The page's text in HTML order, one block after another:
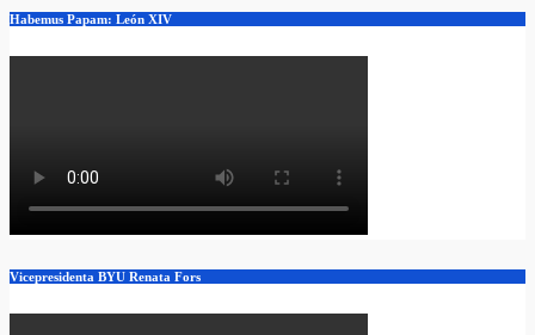
Habemus Papam: León XIV
Vicepresidenta BYU Renata Fors